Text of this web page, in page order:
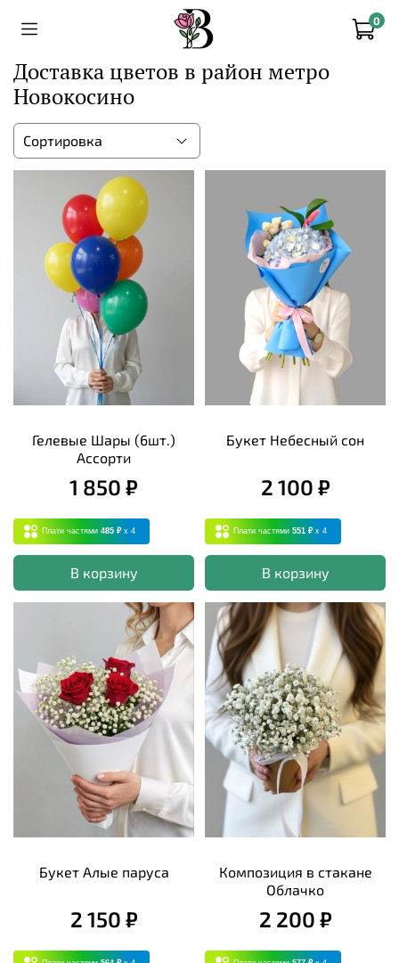
0
Доставка цветов в район метро
Новокосино
Гелевые Шары (6шт.)
Ассорти
1 850 ₽
Плати частями 485 ₽ x 4
В корзину
Букет Небесный сон
2 100 ₽
Плати частями 551 ₽ x 4
В корзину
Букет Алые паруса
2 150 ₽
Композиция в стакане
Облачко
2 200 ₽